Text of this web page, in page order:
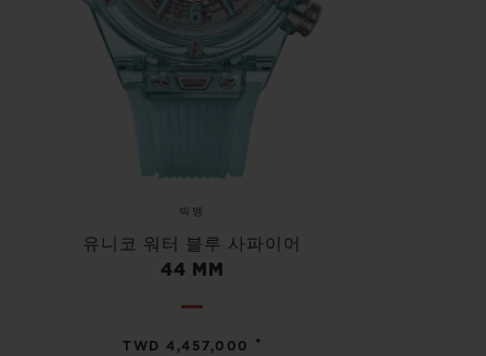
빅뱅
유니코 워터 블루 사파이어
44 MM
TWD 4,457,000 •